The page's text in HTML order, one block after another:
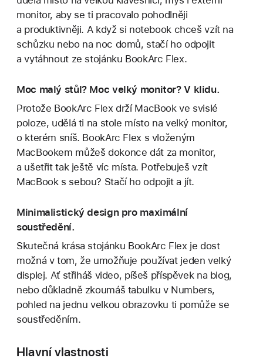
monitor, aby se ti pracovalo pohodlněji
a produktivněji. A když si notebook chceš vzít na
schůzku nebo na noc domů, stačí ho odpojit
a vytáhnout ze stojánku BookArc Flex.
Moc malý stůl? Moc velký monitor? V klidu.
Protože BookArc Flex drží MacBook ve svislé
poloze, udělá ti na stole místo na velký monitor,
o kterém sníš. BookArc Flex s vloženým
MacBookem můžeš dokonce dát za monitor,
a ušetřit tak ještě víc místa. Potřebuješ vzít
MacBook s sebou? Stačí ho odpojit a jít.
Minimalistický design pro maximální
soustředění.
Skutečná krása stojánku BookArc Flex je dost
možná v tom, že umožňuje používat jeden velký
displej. Ať střiháš video, píšeš příspěvek na blog,
nebo důkladně zkoumáš tabulku v Numbers,
pohled na jednu velkou obrazovku ti pomůže se
soustředěním.
Hlavní vlastnosti